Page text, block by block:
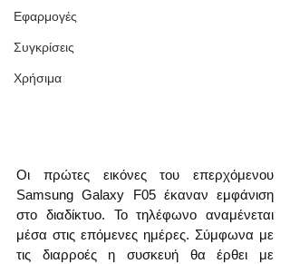
Εφαρμογές
Συγκρίσεις
Χρήσιμα
Οι πρώτες εικόνες του επερχόμενου
Samsung Galaxy F05 έκαναν εμφάνιση
στο διαδίκτυο. Το τηλέφωνο αναμένεται
μέσα στις επόμενες ημέρες. Σύμφωνα με
τις διαρροές η συσκευή θα έρθει με